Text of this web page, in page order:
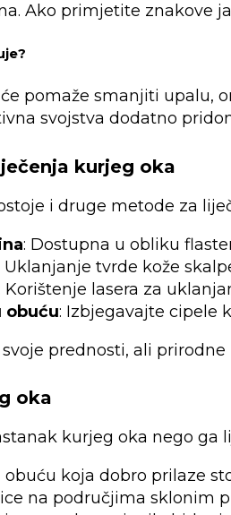
Ako primjetite znakove
pomaže smanjiti upalu,
svojstva dodatno
kurjeg oka
i druge metode za
: Dostupna u obliku
Uklanjanje tvrde kože
Korištenje lasera za
obuću: Izbjegavajte cipele
prednosti, ali
oka
kurjeg oka nego ga
koja dobro prilaze
na područjima sklonim